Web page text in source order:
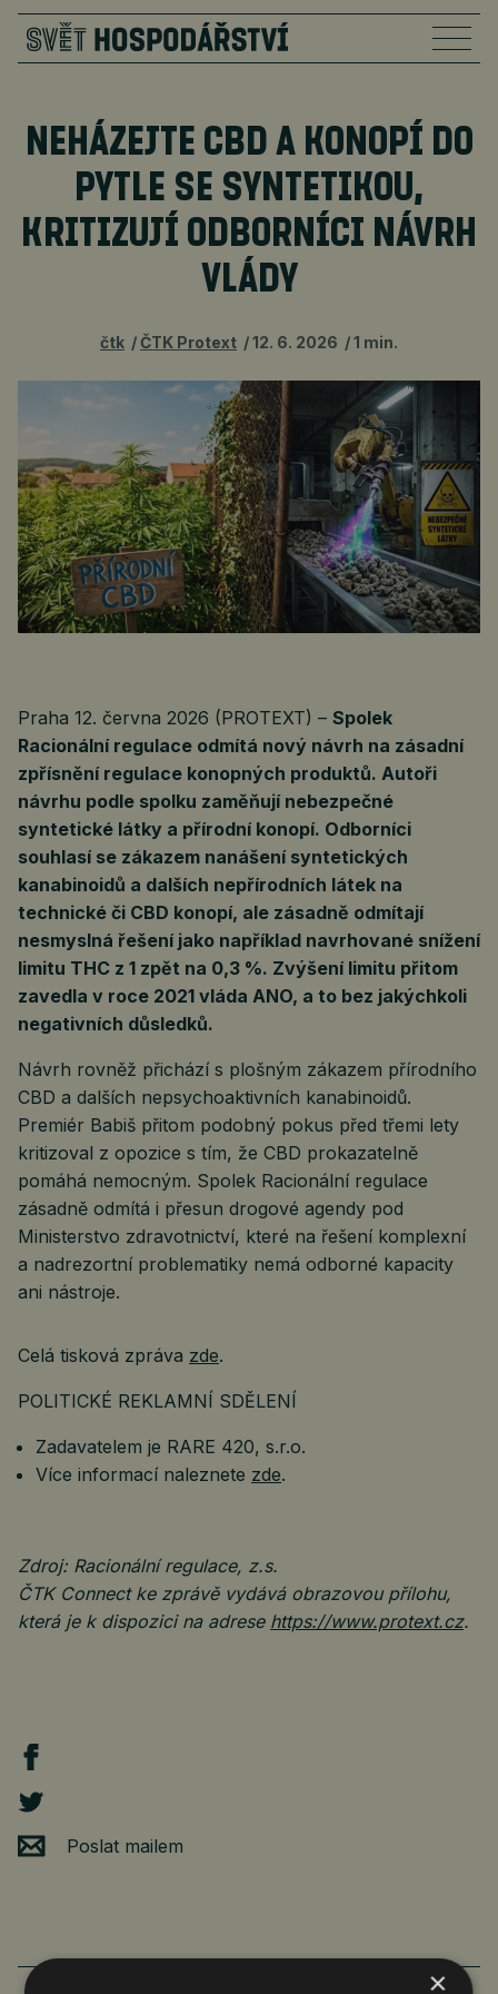
NEHÁZEJTE CBD A KONOPÍ DO
PYTLE SE SYNTETIKOU,
KRITIZUJÍ ODBORNÍCI NÁVRH
VLÁDY
čtk ČTK Protext 12. 6. 2026 1 min.
Praha 12. června 2026 (PROTEXT) – Spolek
Racionální regulace odmítá nový návrh na zásadní
zpřísnění regulace konopných produktů. Autoři
návrhu podle spolku zaměňují nebezpečné
syntetické látky a přírodní konopí. Odborníci
souhlasí se zákazem nanášení syntetických
kanabinoidů a dalších nepřírodních látek na
technické či CBD konopí, ale zásadně odmítají
nesmyslná řešení jako například navrhované snížení
limitu THC z 1 zpět na 0,3 %. Zvýšení limitu přitom
zavedla v roce 2021 vláda ANO, a to bez jakýchkoli
negativních důsledků.
Návrh rovněž přichází s plošným zákazem přírodního
CBD a dalších nepsychoaktivních kanabinoidů.
Premiér Babiš přitom podobný pokus před třemi lety
kritizoval z opozice s tím, že CBD prokazatelně
pomáhá nemocným. Spolek Racionální regulace
zásadně odmítá i přesun drogové agendy pod
Ministerstvo zdravotnictví, které na řešení komplexní
a nadrezortní problematiky nemá odborné kapacity
ani nástroje.
Celá tisková zpráva zde.
POLITICKÉ REKLAMNÍ SDĚLENÍ
Zadavatelem je RARE 420, s.r.o.
Více informací naleznete zde.
Zdroj: Racionální regulace, z.s.
ČTK Connect ke zprávě vydává obrazovou přílohu,
která je k dispozici na adrese https://www.protext.cz.
Poslat mailem
×